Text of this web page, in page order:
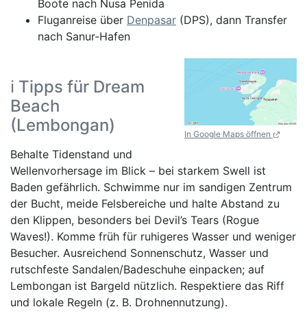
Boote nach Nusa Penida
Fluganreise über Denpasar (DPS), dann Transfer
nach Sanur‑Hafen
In Google Maps öffnen
ℹ️ Tipps für Dream
Beach
(Lembongan)
Behalte Tidenstand und
Wellenvorhersage im Blick – bei starkem Swell ist
Baden gefährlich. Schwimme nur im sandigen Zentrum
der Bucht, meide Felsbereiche und halte Abstand zu
den Klippen, besonders bei Devil’s Tears (Rogue
Waves!). Komme früh für ruhigeres Wasser und weniger
Besucher. Ausreichend Sonnenschutz, Wasser und
rutschfeste Sandalen/Badeschuhe einpacken; auf
Lembongan ist Bargeld nützlich. Respektiere das Riff
und lokale Regeln (z. B. Drohnennutzung).